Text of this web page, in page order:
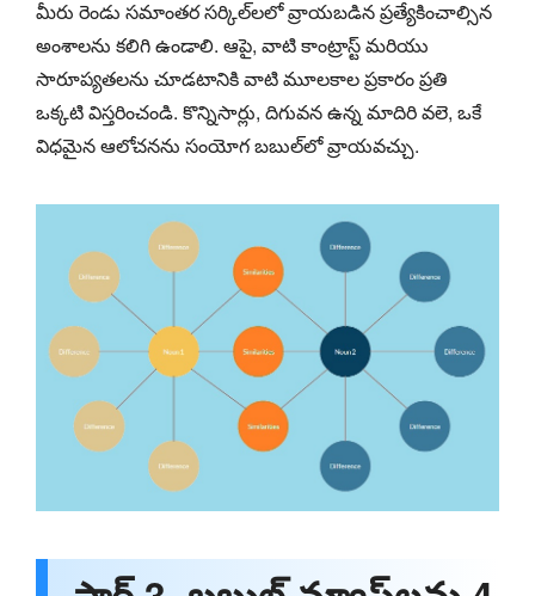
మీరు రెండు సమాంతర సర్కిల్‌లలో వ్రాయబడిన ప్రత్యేకించాల్సిన
అంశాలను కలిగి ఉండాలి. ఆపై, వాటి కాంట్రాస్ట్ మరియు
సారూప్యతలను చూడటానికి వాటి మూలకాల ప్రకారం ప్రతి
ఒక్కటి విస్తరించండి. కొన్నిసార్లు, దిగువన ఉన్న మాదిరి వలె, ఒకే
విధమైన ఆలోచనను సంయోగ బబుల్‌లో వ్రాయవచ్చు.